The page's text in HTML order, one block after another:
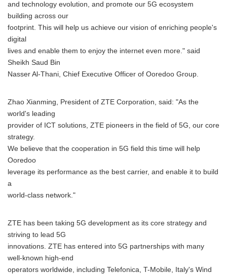
and technology evolution, and promote our 5G ecosystem
building across our
footprint. This will help us achieve our vision of enriching people's
digital
lives and enable them to enjoy the internet even more." said
Sheikh Saud Bin
Nasser Al-Thani, Chief Executive Officer of Ooredoo Group.
Zhao Xianming, President of ZTE Corporation, said: "As the
world's leading
provider of ICT solutions, ZTE pioneers in the field of 5G, our core
strategy.
We believe that the cooperation in 5G field this time will help
Ooredoo
leverage its performance as the best carrier, and enable it to build
a
world-class network."
ZTE has been taking 5G development as its core strategy and
striving to lead 5G
innovations. ZTE has entered into 5G partnerships with many
well-known high-end
operators worldwide, including Telefonica, T-Mobile, Italy's Wind